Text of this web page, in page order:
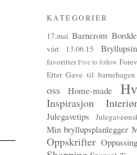
KATEGORIER
17.mai Barnerom
vårt 13.06.15
favoritter Five to follow
Etter Gave til barnehagen
oss
Home-made
Inspirasjon Interiør
Julegavetips
Min bryllupsplanlegger
Oppskrifter Oppussing